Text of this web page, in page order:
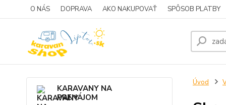
O NÁS DOPRAVA AKO NAKUPOVAŤ SPÔSOB PLATBY
KARAVANY NA
PRENÁJOM
Úvod